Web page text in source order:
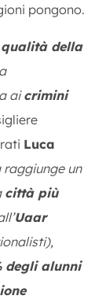
pongono.
qualità della
aicrimini
Luca
un
città più
Uaar
degli alunni